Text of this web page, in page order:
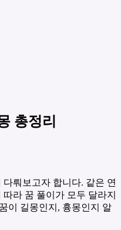
총정리
뤄보고자 합니다. 같은 연
라 꿈 풀이가 모두 달라지
이 길몽인지, 흉몽인지 알